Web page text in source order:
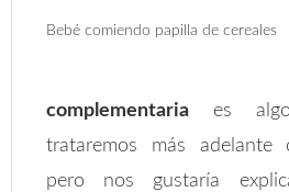
Bebé comiendo papilla de cereales
complementaria es algo
trataremos más adelante
pero nos gustaría